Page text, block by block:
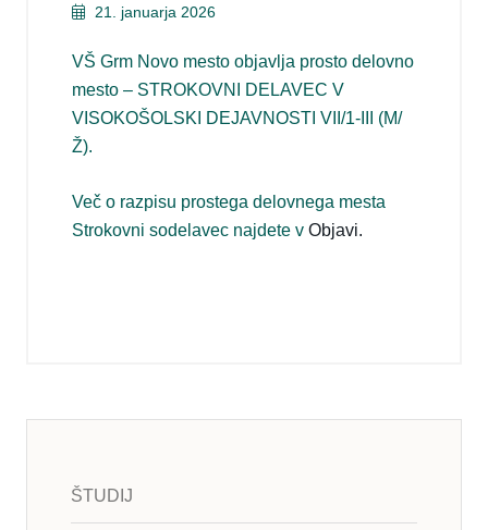
21. januarja 2026
VŠ Grm Novo mesto objavlja prosto delovno
mesto – STROKOVNI DELAVEC V
VISOKOŠOLSKI DEJAVNOSTI VII/1-III (M/
Ž).
Več o razpisu prostega delovnega mesta
Strokovni sodelavec najdete v Objavi.
ŠTUDIJ